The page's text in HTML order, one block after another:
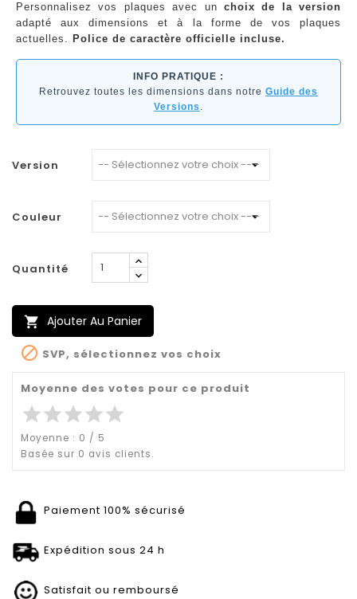
Personnalisez vos plaques avec un choix de la version
adapté aux dimensions et à la forme de vos plaques
actuelles. Police de caractère officielle incluse.
INFO PRATIQUE :
Retrouvez toutes les dimensions dans notre Guide des
Versions .
Version
Couleur
Quantité
 Ajouter Au Panier
 SVP, sélectionnez vos choix
Moyenne des votes pour ce produit
starstarstarstarstar
Moyenne : 0 / 5
Basée sur 0 avis clients.
Paiement 100% sécurisé
Expédition sous 24 h
Satisfait ou remboursé